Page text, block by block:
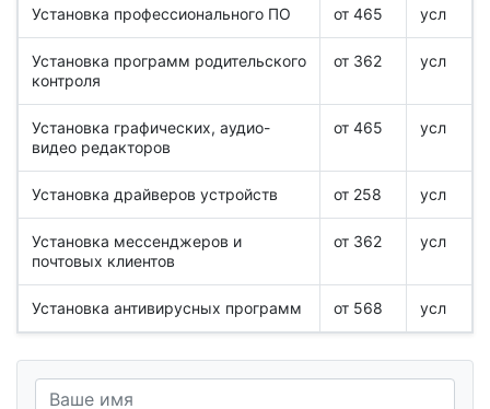
Установка профессионального ПО от 465 усл
Установка программ родительского
контроля
от 362 усл
Установка графических, аудио-
видео редакторов
от 465 усл
Установка драйверов устройств от 258 усл
Установка мессенджеров и
почтовых клиентов
от 362 усл
Установка антивирусных программ от 568 усл